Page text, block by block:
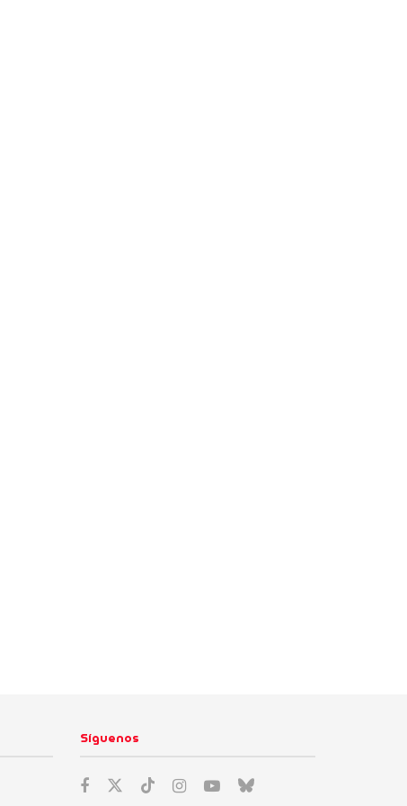
Síguenos